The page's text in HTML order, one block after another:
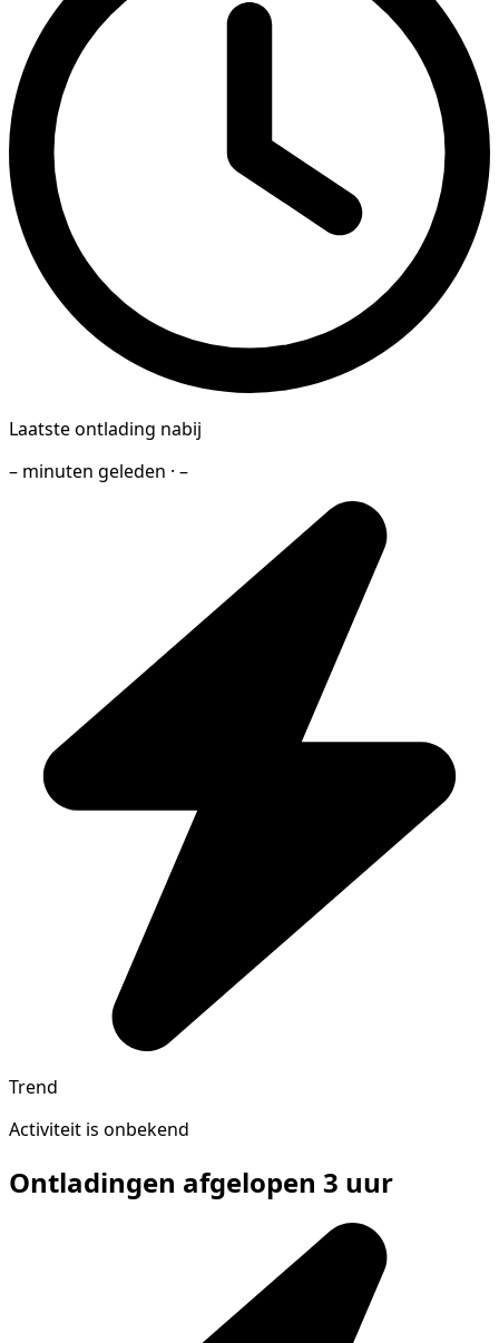
Laatste ontlading nabij
– minuten geleden · –
Trend
Activiteit is onbekend
Ontladingen afgelopen 3 uur